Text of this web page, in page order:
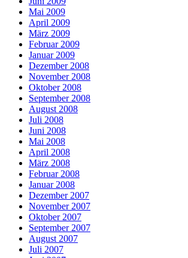
Mai 2009
April 2009
März 2009
Februar 2009
Januar 2009
Dezember 2008
November 2008
Oktober 2008
September 2008
August 2008
Juli 2008
Juni 2008
Mai 2008
April 2008
März 2008
Februar 2008
Januar 2008
Dezember 2007
November 2007
Oktober 2007
September 2007
August 2007
Juli 2007